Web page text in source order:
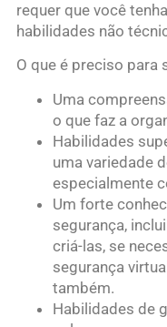
requer que você
habilidades não
O que é preciso para
Uma
o que faz a
Habilidades
uma variedade
especialmente
Um forte
segurança,
criá-las, se
segurança
também.
Habilidades de